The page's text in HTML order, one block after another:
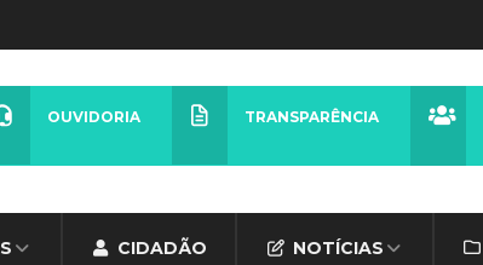
CIDADÃO NOTÍCIAS
OUVIDORIA TRANSPARÊNCIA